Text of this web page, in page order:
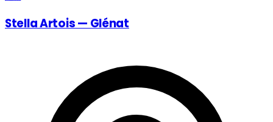
Stella Artois — Glénat